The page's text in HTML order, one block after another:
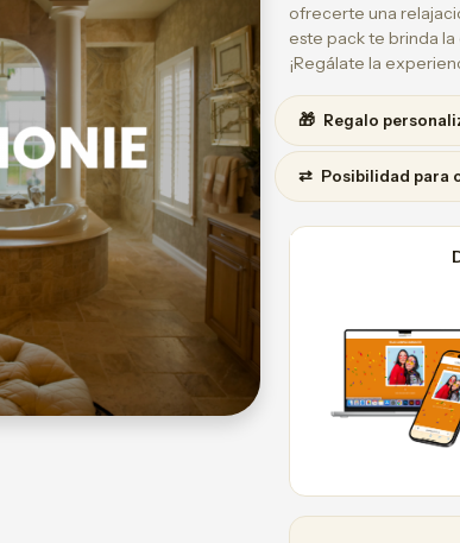
ofrecerte una
este pack te brinda
¡Regálate la
🎁 Regalo
⇄ Posibilidad para